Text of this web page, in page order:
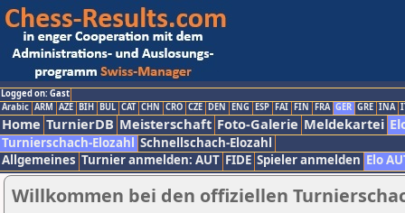
Logged on: Gast
Arabic ARM AZE BIH BUL CAT CHN CRO CZE DEN ENG ESP FAI FIN FRA GER GRE INA
Home TurnierDB Meisterschaft Foto-Galerie Meldekartei
Turnierschach-Elozahl Schnellschach-Elozahl
Allgemeines Turnier anmelden: AUT FIDE Spieler anmelden Elo
Willkommen bei den offiziellen